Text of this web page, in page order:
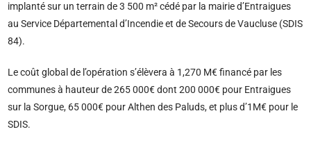
implanté sur un terrain de 3 500 m² cédé par la mairie d’Entraigues
au Service Départemental d’Incendie et de Secours de Vaucluse (SDIS
84).
Le coût global de l’opération s’élèvera à 1,270 M€ financé par les
communes à hauteur de 265 000€ dont 200 000€ pour Entraigues
sur la Sorgue, 65 000€ pour Althen des Paluds, et plus d’1M€ pour le
SDIS.